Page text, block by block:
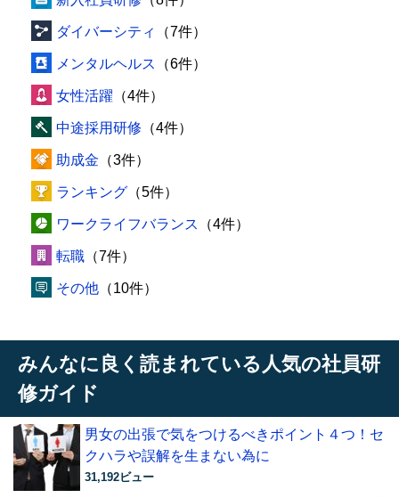
ダイバーシティ （7件）
メンタルヘルス （6件）
女性活躍 （4件）
中途採用研修 （4件）
助成金 （3件）
ランキング （5件）
ワークライフバランス （4件）
転職 （7件）
その他 （10件）
みんなに良く読まれている人気の社員研
修ガイド
男女の出張で気をつけるべきポイント４つ！セ
クハラや誤解を生まない為に
31,192ビュー